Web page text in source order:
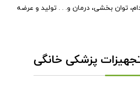
توان بخشی، درمان و. . . تولید و عرضه
تجهیزات پزشکی خانگی